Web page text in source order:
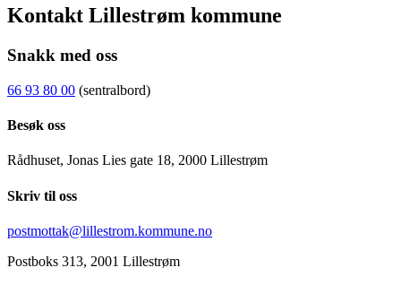
Kontakt Lillestrøm kommune
Snakk med oss
66 93 80 00 (sentralbord)
Besøk oss
Rådhuset, Jonas Lies gate 18, 2000 Lillestrøm
Skriv til oss
postmottak@lillestrom.kommune.no
Postboks 313, 2001 Lillestrøm